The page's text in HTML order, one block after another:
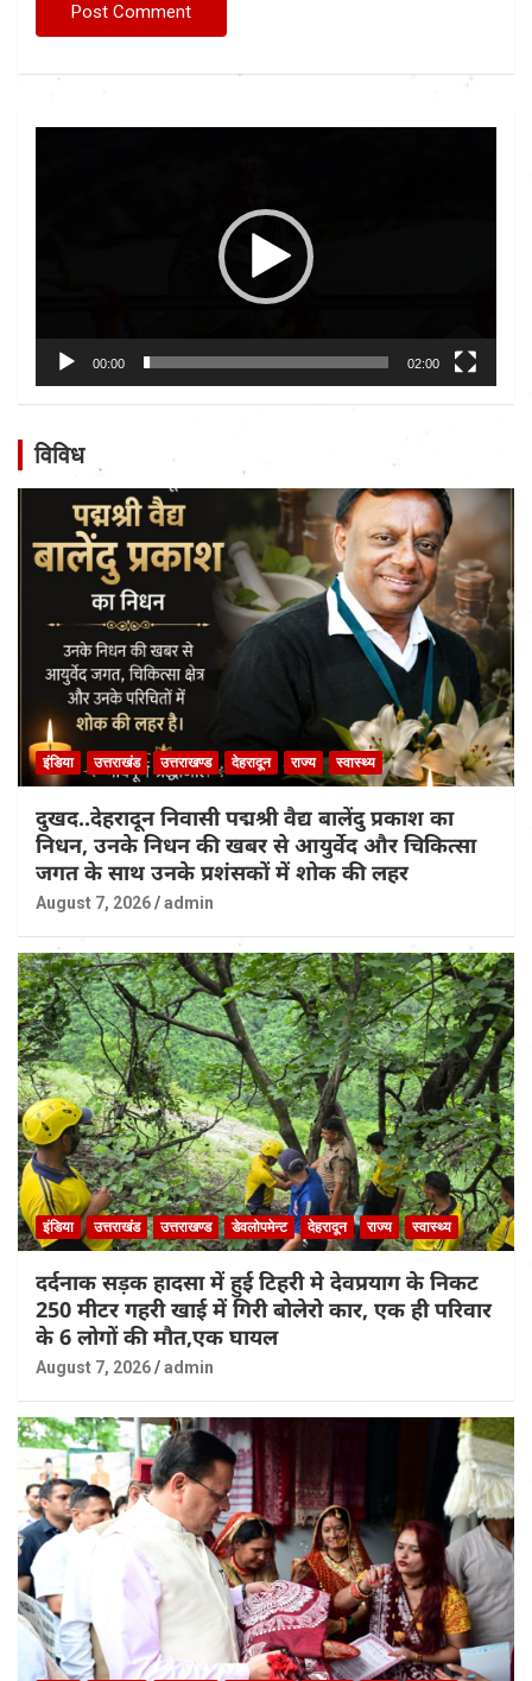
00:00 02:00
विविध
इंडिया उत्तराखंड उत्तराखण्ड देहरादून राज्य स्वास्थ्य
दुखद..देहरादून निवासी पद्मश्री वैद्य बालेंदु प्रकाश का
निधन, उनके निधन की खबर से आयुर्वेद और चिकित्सा
जगत के साथ उनके प्रशंसकों में शोक की लहर
August 7, 2026 admin
इंडिया उत्तराखंड उत्तराखण्ड डेवलोपमेन्ट देहरादून राज्य स्वास्थ्य
दर्दनाक सड़क हादसा में हुई टिहरी मे देवप्रयाग के निकट
250 मीटर गहरी खाई में गिरी बोलेरो कार, एक ही परिवार
के 6 लोगों की मौत,एक घायल
August 7, 2026 admin